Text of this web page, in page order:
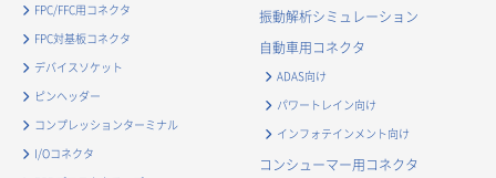
FPC/FFC用コネクタ
FPC対基板コネクタ
デバイスソケット
ピンヘッダー
コンプレッションターミナル
I/Oコネクタ
振動解析シミュレーション
自動車用コネクタ
ADAS向け
パワートレイン向け
インフォテインメント向け
コンシューマー用コネクタ